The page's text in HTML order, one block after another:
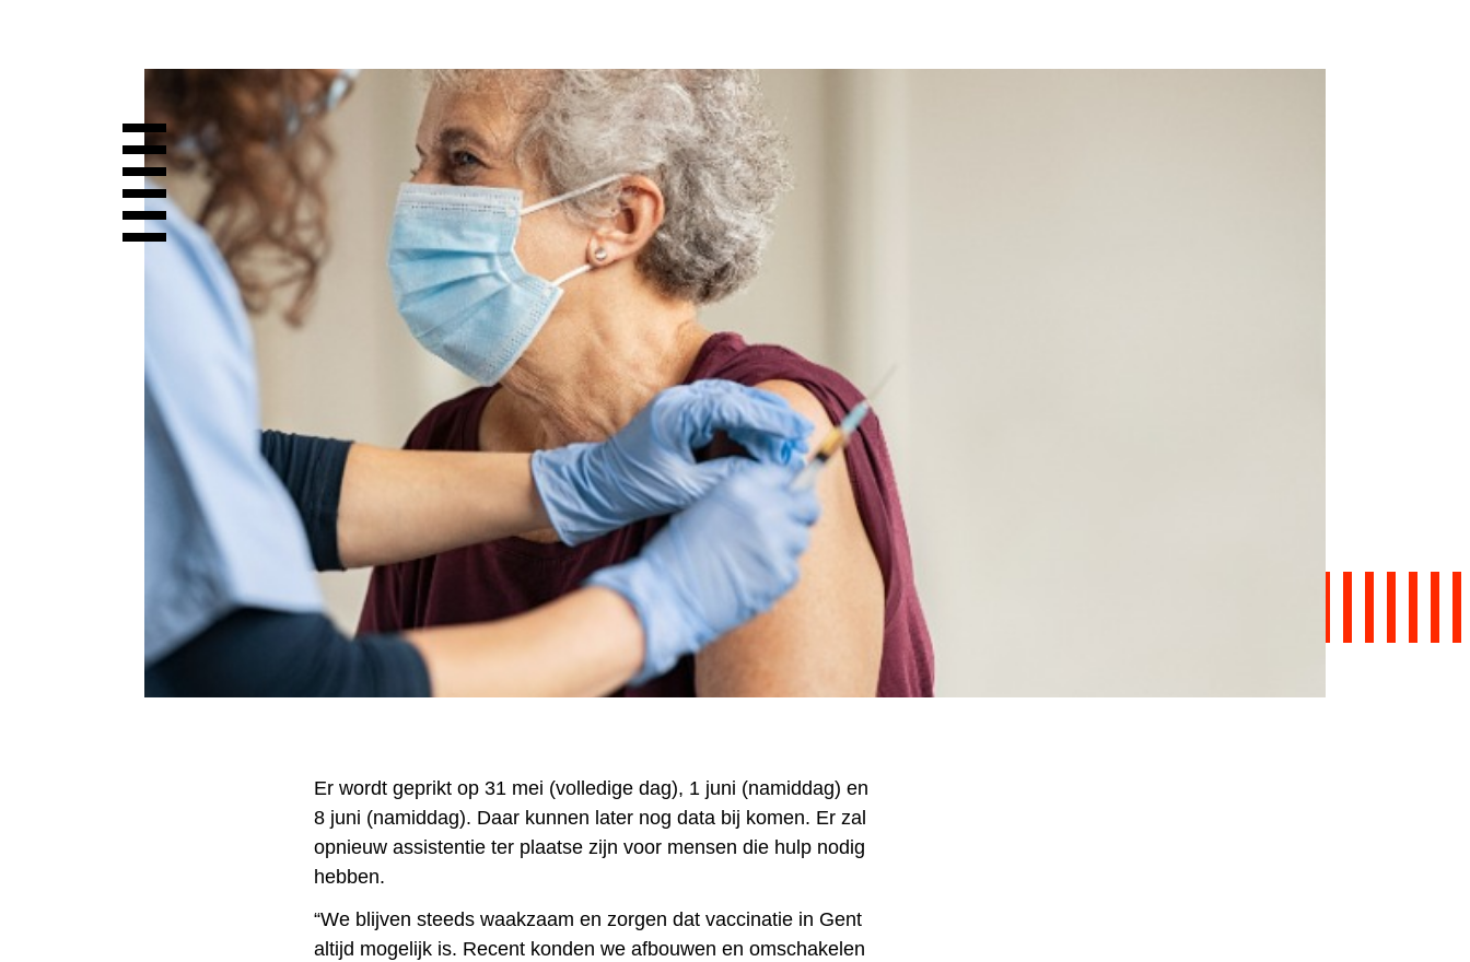
Er wordt geprikt op 31 mei (volledige dag), 1 juni (namiddag) en
8 juni (namiddag). Daar kunnen later nog data bij komen. Er zal
opnieuw assistentie ter plaatse zijn voor mensen die hulp nodig
hebben.
“We blijven steeds waakzaam en zorgen dat vaccinatie in Gent
altijd mogelijk is. Recent konden we afbouwen en omschakelen